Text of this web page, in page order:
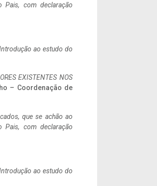
Pais, com declaração
ao estudo do
EXISTENTES NOS
– Coordenação de
que se achão ao
Pais, com declaração
ao estudo do